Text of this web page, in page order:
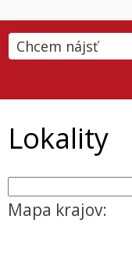
Lokality
Mapa krajov: